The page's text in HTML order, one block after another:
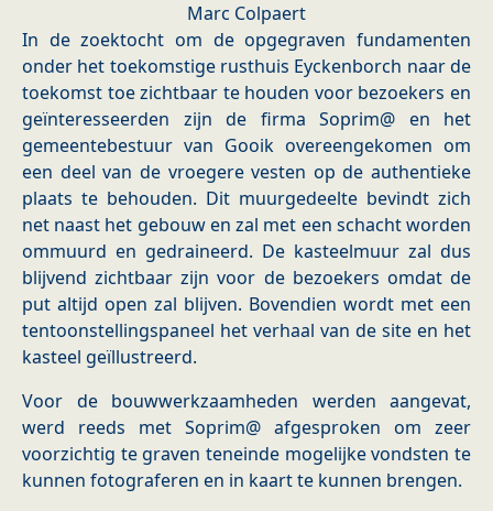
Marc Colpaert
In de zoektocht om de opgegraven fundamenten
onder het toekomstige rusthuis Eyckenborch naar de
toekomst toe zichtbaar te houden voor bezoekers en
geïnteresseerden zijn de firma Soprim@ en het
gemeentebestuur van Gooik overeengekomen om
een deel van de vroegere vesten op de authentieke
plaats te behouden. Dit muurgedeelte bevindt zich
net naast het gebouw en zal met een schacht worden
ommuurd en gedraineerd. De kasteelmuur zal dus
blijvend zichtbaar zijn voor de bezoekers omdat de
put altijd open zal blijven. Bovendien wordt met een
tentoonstellingspaneel het verhaal van de site en het
kasteel geïllustreerd.
Voor de bouwwerkzaamheden werden aangevat,
werd reeds met Soprim@ afgesproken om zeer
voorzichtig te graven teneinde mogelijke vondsten te
kunnen fotograferen en in kaart te kunnen brengen.